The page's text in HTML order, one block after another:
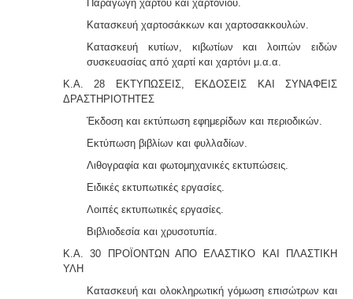
Παραγωγή χάρτου και χαρτονίου.
Κατασκευή χαρτοσάκκων και χαρτοσακκουλών.
Κατασκευή κυτίων, κιβωτίων και λοιπών ειδών
συσκευασίας από χαρτί και χαρτόνι μ.α.α.
Κ.Α. 28 ΕΚΤΥΠΩΣΕΙΣ, ΕΚΔΟΣΕΙΣ ΚΑΙ ΣΥΝΑΦΕΙΣ
ΔΡΑΣΤΗΡΙΟΤΗΤΕΣ
Έκδοση και εκτύπωση εφημερίδων και περιοδικών.
Εκτύπωση βιβλίων και φυλλαδίων.
Λιθογραφία και φωτομηχανικές εκτυπώσεις.
Ειδικές εκτυπωτικές εργασίες.
Λοιπές εκτυπωτικές εργασίες.
Βιβλιοδεσία και χρυσοτυπία.
Κ.Α. 30 ΠΡΟΪΟΝΤΩΝ ΑΠΟ ΕΛΑΣΤΙΚΟ ΚΑΙ ΠΛΑΣΤΙΚΗ
ΥΛΗ
Κατασκευή και ολοκληρωτική γόμωση επισώτρων και